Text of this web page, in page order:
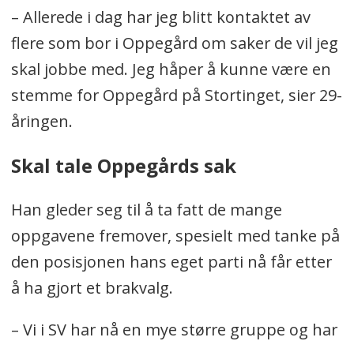
– Allerede i dag har jeg blitt kontaktet av
flere som bor i Oppegård om saker de vil jeg
skal jobbe med. Jeg håper å kunne være en
stemme for Oppegård på Stortinget, sier 29-
åringen.
Skal tale Oppegårds sak
Han gleder seg til å ta fatt de mange
oppgavene fremover, spesielt med tanke på
den posisjonen hans eget parti nå får etter
å ha gjort et brakvalg.
– Vi i SV har nå en mye større gruppe og har